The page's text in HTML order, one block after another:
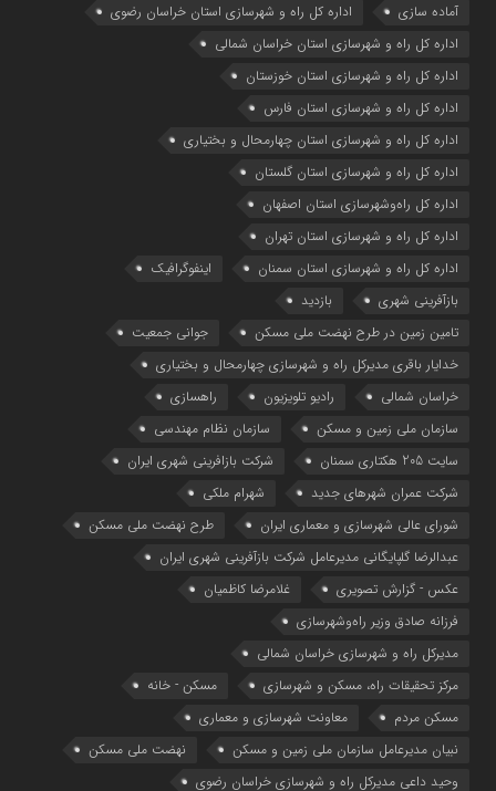
آماده سازی
اداره كل راه و شهرسازي استان خراسان رضوي
اداره كل راه و شهرسازي استان خراسان شمالي
اداره كل راه و شهرسازي استان خوزستان
اداره كل راه و شهرسازي استان فارس
اداره كل راه و شهرسازي استان چهارمحال و بختياري
اداره كل راه و شهرسازي استان گلستان
اداره كل راه‌و‌شهرسازي استان اصفهان
اداره کل راه و شهرسازی استان تهران
اداره کل راه و شهرسازی استان سمنان
اینفوگرافیک
بازآفرینی شهری
بازدید
تامین زمین در طرح نهضت ملی مسکن
جوانی جمعیت
خدایار باقری مدیرکل راه و شهرسازی چهارمحال و بختیاری
خراسان شمالی
رادیو تلویزیون
راهسازی
سازمان ملی زمین و مسکن
سازمان نظام مهندسی
سایت 205 هکتاری سمنان
شرکت بازافرینی شهری ایران
شرکت عمران شهرهای جدید
شهرام ملکی
شوراي عالي شهرسازی و معماري ايران
طرح نهضت ملی مسکن
عبدالرضا گلپایگانی مدیرعامل شرکت بازآفرینی شهری ایران
عکس - گزارش تصویری
غلامرضا کاظمیان
فرزانه صادق وزیر راه‌وشهرسازی
مدیرکل راه و شهرسازی خراسان شمالی
مرکز تحقیقات راه، مسکن و شهرسازی
مسکن - خانه
مسکن مردم
معاونت شهرسازي و معماري
نبیان مدیرعامل سازمان ملی زمین و مسکن
نهضت ملی مسکن
وحید داعی مدیرکل راه و شهرسازی خراسان رضوی